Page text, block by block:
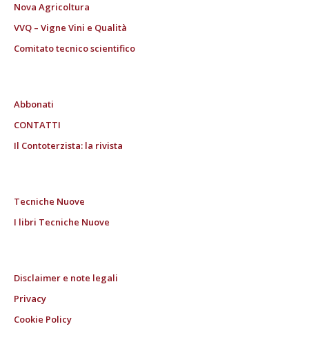
Nova Agricoltura
VVQ – Vigne Vini e Qualità
Comitato tecnico scientifico
Abbonati
CONTATTI
Il Contoterzista: la rivista
Tecniche Nuove
I libri Tecniche Nuove
Disclaimer e note legali
Privacy
Cookie Policy